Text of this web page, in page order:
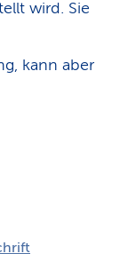
wird. Sie
kann aber